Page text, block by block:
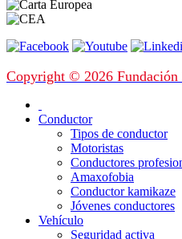
Copyright © 2026 Fundación
Conductor
Tipos de conductor
Motoristas
Conductores
Amaxofobia
Conductor kamikaze
Jóvenes conductores
Vehículo
Seguridad activa